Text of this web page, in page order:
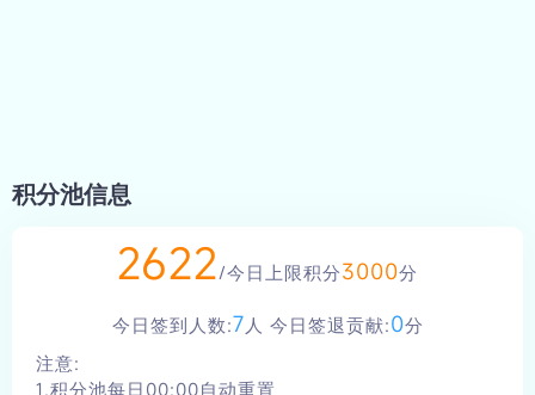
积分池信息
2622/今日上限积分3000分
今日签到人数:7人 今日签退贡献:0分
注意:
1.积分池每日00:00自动重置